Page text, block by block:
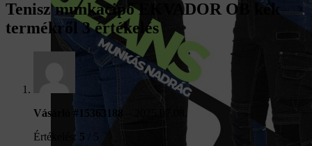
Tenisz munkacipő EKVADOR OB kék
termékről 3 értékelés
Vásárló #15363188
Értékelés: 5 / 5